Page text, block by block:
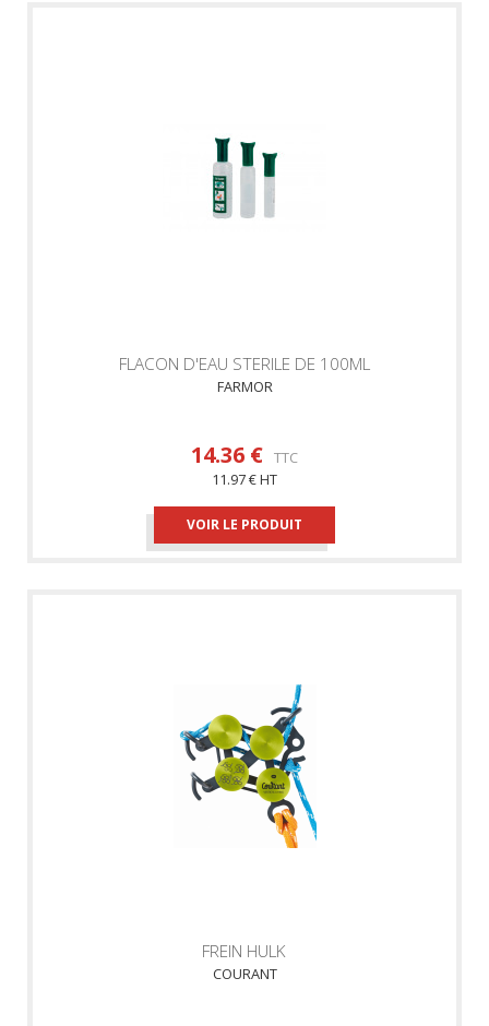
FLACON D'EAU STERILE DE 100ML
FARMOR
14.36 € TTC
11.97 € HT
VOIR LE PRODUIT
FREIN HULK
COURANT